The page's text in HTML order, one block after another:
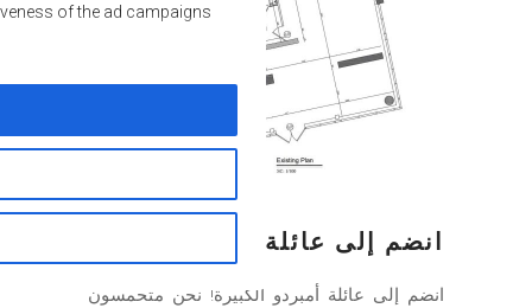
of the ad campaigns.
انضم إلى عائلة أمبردو
انضم إلى عائلة أمبردو الكبيرة! نحن متحمسون